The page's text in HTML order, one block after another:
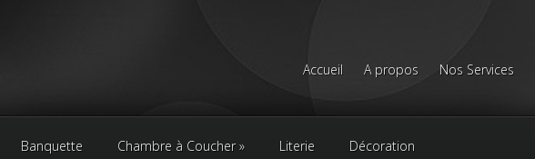
Accueil A propos Nos Services
Banquette Chambre à Coucher Literie Décoration